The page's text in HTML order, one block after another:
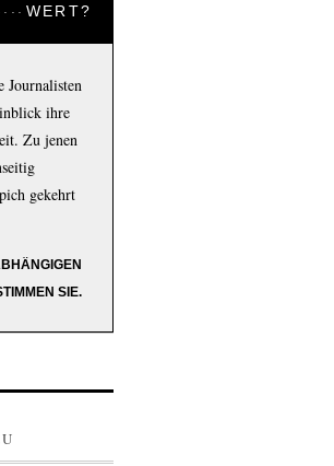
WERT?
Journalisten
ihre
Zu jenen
gekehrt
SIE.